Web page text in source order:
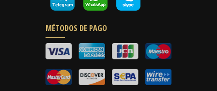
MÉTODOS DE PAGO